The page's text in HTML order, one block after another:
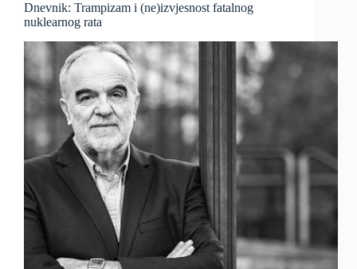
Dnevnik: Trampizam i (ne)izvjesnost fatalnog
nuklearnog rata